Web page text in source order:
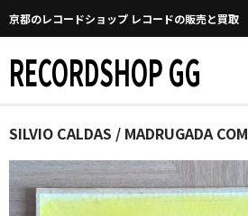
京都のレコードショップ レコードの販売と買取
RECORDSHOP GG
Home
マイページ
GGについて
SILVIO CALDAS / MADRUGADA COM